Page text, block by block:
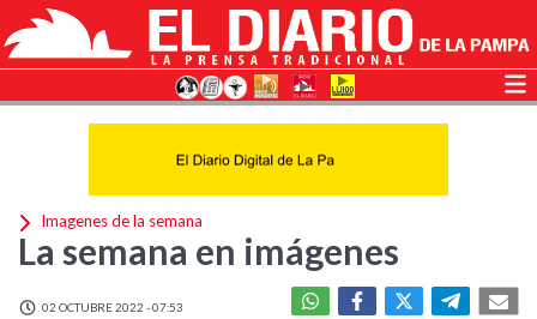
Imagenes de la semana
La semana en imágenes
02 OCTUBRE 2022 - 07:53